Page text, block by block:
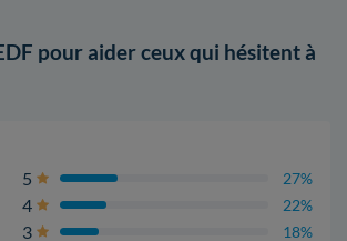
pour aider ceux qui hésitent à
5 27%
4 22%
3 18%